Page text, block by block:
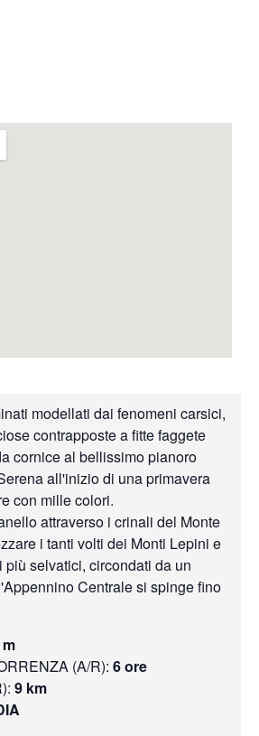
modellati dai fenomeni carsici,
contrapposte a fitte faggete
cornice al bellissimo pianoro
all'inizio di una primavera
con mille colori.
attraverso i crinali del Monte
i tanti volti dei Monti Lepini e
più selvatici, circondati da un
Centrale si spinge fino
(A/R): 6 ore
9 km